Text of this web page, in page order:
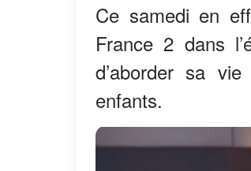
Ce samedi en
France 2 dans
d’aborder sa
enfants.